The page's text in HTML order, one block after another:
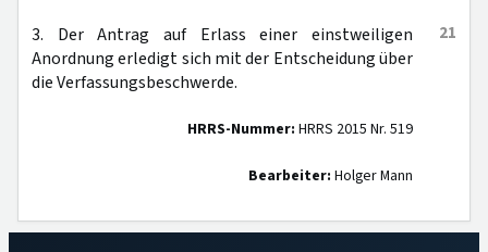
21
3. Der Antrag auf Erlass einer einstweiligen
Anordnung erledigt sich mit der Entscheidung über
die Verfassungsbeschwerde.
HRRS-Nummer: HRRS 2015 Nr. 519
Bearbeiter: Holger Mann